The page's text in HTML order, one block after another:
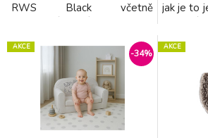
RWS Black včetně
kočárek Street+ RWS je
elegantní, snadno
ovladatelný a celogumová
kolečka mají výborné jízdní
vlastnosti. Kočárek si určitě
oblíbíte vy i vaše děťátko již
jak je to
se
také
mléka
AKCE
-34%
AKCE